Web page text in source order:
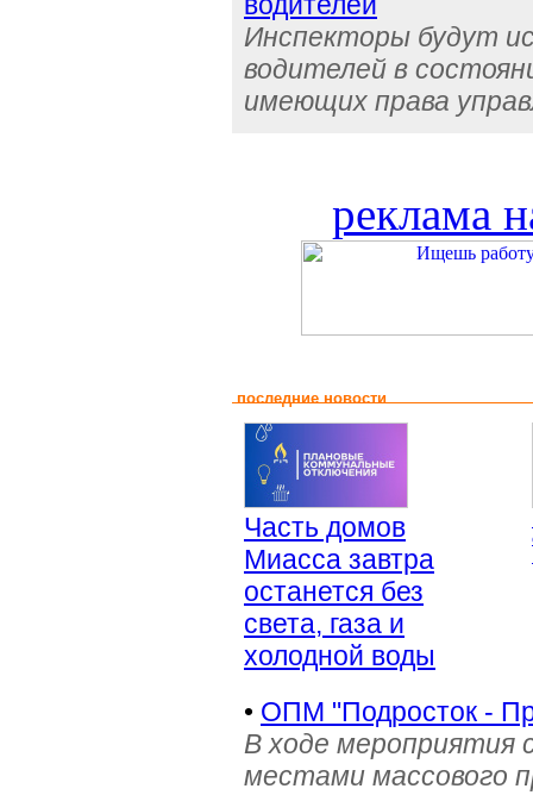
Инспекторы будут
водителей в
имеющих права
реклама
последние новости
Часть домов
Миасса завтра
останется без
света, газа и
холодной воды
• ОПМ "Подросток -
В ходе мероприятия
местами массового